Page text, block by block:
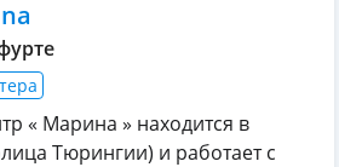
« Марина » находится в
Тюрингии) и работает с